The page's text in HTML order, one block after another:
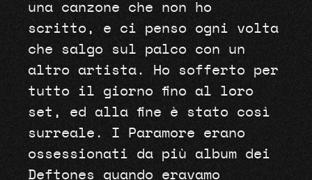
una canzone che non ho
scritto, e ci penso ogni volta
che salgo sul palco con un
altro artista. Ho sofferto per
tutto il giorno fino al loro
set, ed alla fine è stato così
surreale. I Paramore erano
ossessionati da più album dei
Deftones quando eravamo